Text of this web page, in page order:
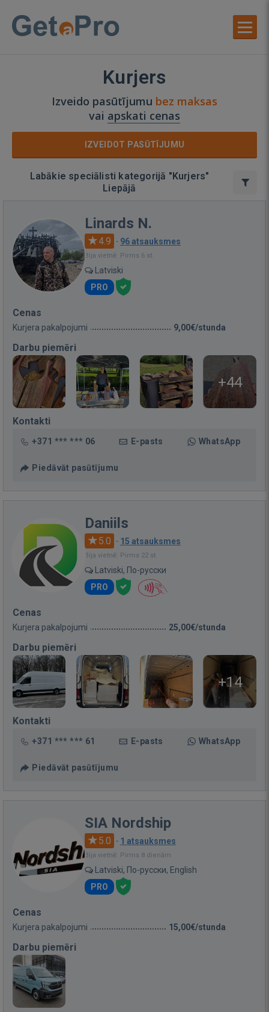
Kurjers
Izveido pasūtījumu bez maksas
vai apskati cenas
IZVEIDOT PASŪTĪJUMU
Labākie speciālisti kategorijā "Kurjers"
Liepājā
Linards N.
4.9 · 96 atsauksmes
Bija vietnē: Pirms 6 st.
Latviski
PRO
Cenas
Kurjera pakalpojumi 9,00€/stunda
Darbu piemēri
+44
Kontakti
+371 *** *** 06 E-pasts WhatsApp
Piedāvāt pasūtījumu
Daniils
5.0 · 15 atsauksmes
Bija vietnē: Pirms 22 st.
Latviski, По-русски
PRO
Cenas
Kurjera pakalpojumi 25,00€/stunda
Darbu piemēri
+14
Kontakti
+371 *** *** 61 E-pasts WhatsApp
Piedāvāt pasūtījumu
SIA Nordship
5.0 · 1 atsauksmes
Bija vietnē: Pirms 8 dienām
Latviski, По-русски, English
PRO
Cenas
Kurjera pakalpojumi 15,00€/stunda
Darbu piemēri